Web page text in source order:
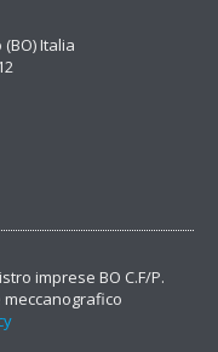
Italia
imprese BO C.F/P.
meccanografico